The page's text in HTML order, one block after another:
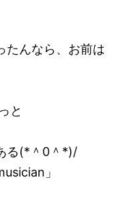
たんなら、お前は
と
る(*＾0＾*)/
」